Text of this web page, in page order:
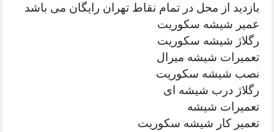
بازدید از محل در تمام نقاط تهران رایگان می باشد
عمیر شیشه سکوریت
رگلاژ شیشه سکوریت
تعمیرات شیشه میرال
نصب شیشه سکوریت
رگلاژ درب شیشه ای
تعمیرات شیشه
تعمیر کار شیشه سکوریت